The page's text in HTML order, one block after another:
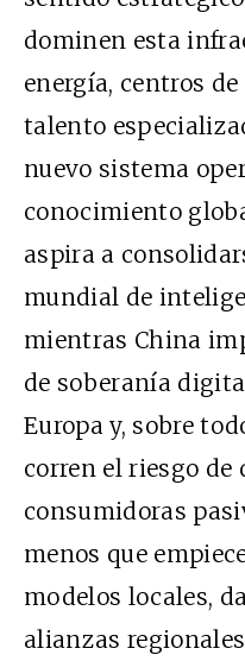
dominen esta
energía, centros
talento
nuevo sistema
conocimiento
aspira a
mundial de
mientras China
de soberanía
Europa y, sobre
corren el riesgo de
consumidoras
menos que
modelos locales,
alianzas